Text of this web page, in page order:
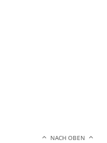
NACH OBEN